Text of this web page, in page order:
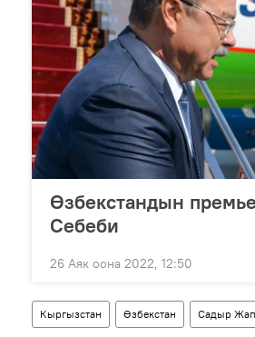
Өзбекстандын
Себеби
26 Аяк оона 2022, 12:50
Кыргызстан Өзбекстан Садыр